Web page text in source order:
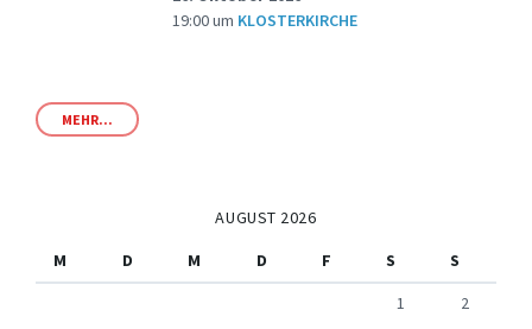
19:00um KLOSTERKIRCHE
MEHR...
AUGUST 2026
M
D M D F S
S
1
2